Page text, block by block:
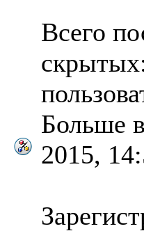
Всего
Больше
2015,